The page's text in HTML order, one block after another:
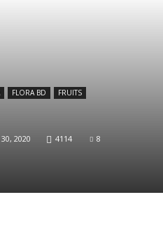
FLORA BD FRUITS
2020 4114 8